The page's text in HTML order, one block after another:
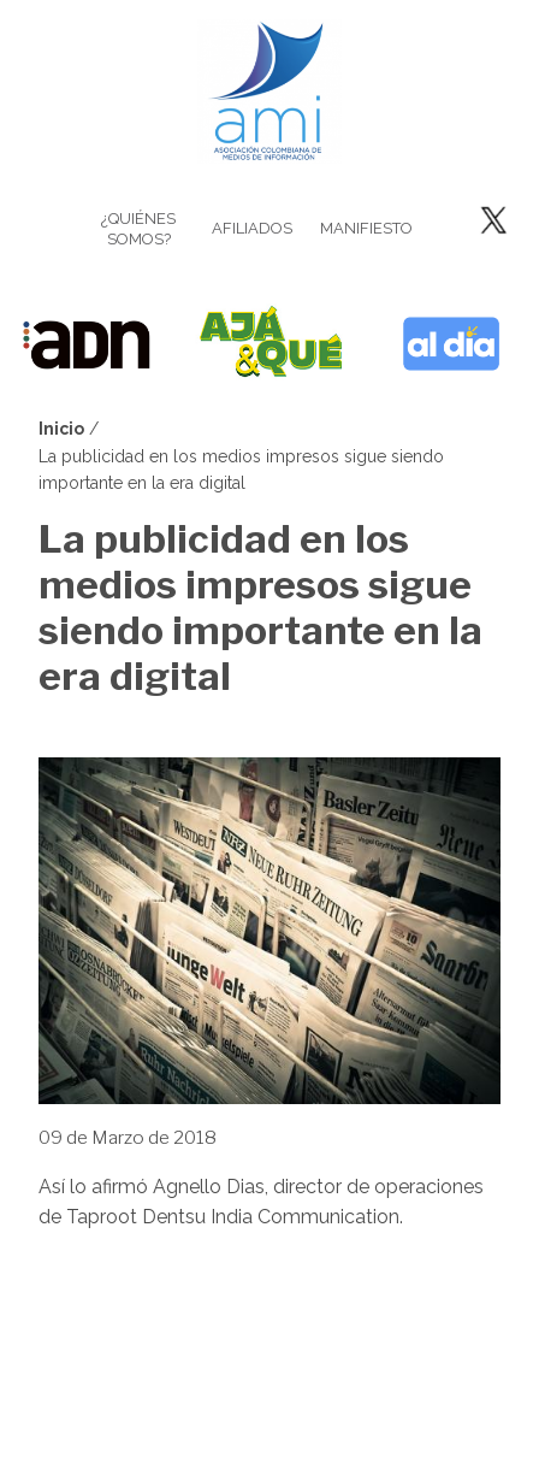
¿QUIÉNES
SOMOS?
AFILIADOS MANIFIESTO
Sobrescribir
de
ayuda
a
la
Inicio
La publicidad en los medios impresos sigue siendo
importante en la era digital
La publicidad en los
medios impresos sigue
siendo importante en la
era digital
Image
09 de Marzo de 2018
Así lo afirmó Agnello Dias, director de operaciones
de Taproot Dentsu India Communication.